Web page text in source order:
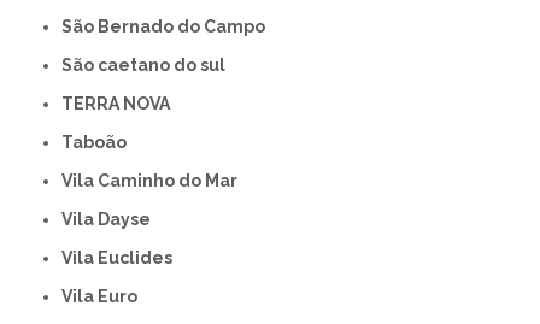
São Bernado do Campo
São caetano do sul
TERRA NOVA
Taboão
Vila Caminho do Mar
Vila Dayse
Vila Euclides
Vila Euro